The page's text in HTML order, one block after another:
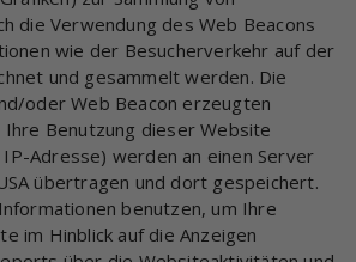
die Verwendung des Web Beacons
wie der Besucherverkehr auf der
und gesammelt werden. Die
oder Web Beacon erzeugten
Benutzung dieser Website
Adresse) werden an einen Server
übertragen und dort gespeichert.
benutzen, um Ihre
im Hinblick auf die Anzeigen